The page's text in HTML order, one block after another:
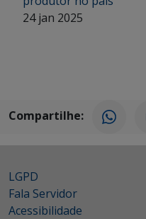
24 jan 2025
Compartilhe:
LGPD
Fala Servidor
Acessibilidade